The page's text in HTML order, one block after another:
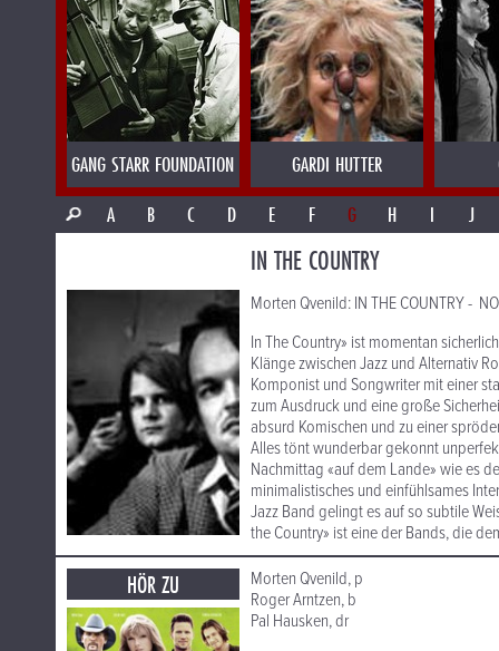
GANG STARR FOUNDATION GARDI HUTTER
A
B C D E F G H I J
IN THE COUNTRY
Morten Qvenild: IN THE COUNTRY -
In The Country» ist momentan
Klänge zwischen Jazz und Alternativ
Komponist und Songwriter mit einer
zum Ausdruck und eine große
absurd Komischen und zu einer
Alles tönt wunderbar gekonnt
Nachmittag «auf dem Lande» wie es
minimalistisches und einfühlsames
Jazz Band gelingt es auf so subtile
the Country» ist eine der Bands, die
HÖR ZU
Morten Qvenild, p
Roger Arntzen, b
Pal Hausken, dr